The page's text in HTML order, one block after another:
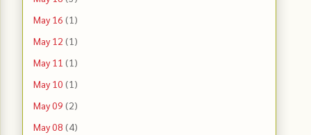
May 16 (1)
May 12 (1)
May 11 (1)
May 10 (1)
May 09 (2)
May 08 (4)